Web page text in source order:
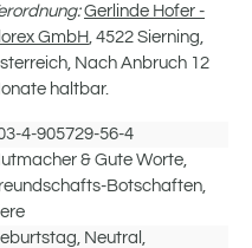
Gerlinde Hofer -
GmbH , 4522 Sierning,
Nach Anbruch 12
haltbar.
4-905729-56-4
& Gute Worte,
Botschaften,
Neutral,